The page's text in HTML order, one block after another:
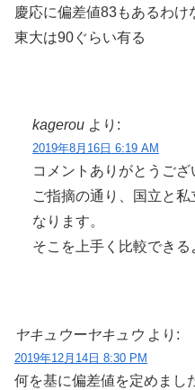
慶応に偏差値83もあるわ
東大は90ぐらい有る
kagerou より:
2019年8月16日 6:19 AM
コメントありがとうござ
ご指摘の通り、国立と
なります。
そこを上手く比較できる
ヤキュウーヤキュウ より:
2019年12月14日 8:30 PM
何を基に偏差値を定めまし